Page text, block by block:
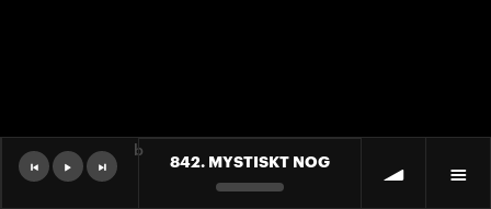
842. MYSTISKT NOG
b